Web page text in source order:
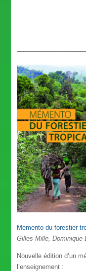
Mémento du forestier
Gilles Mille, Dominique
Nouvelle édition d’un
l’enseignement :